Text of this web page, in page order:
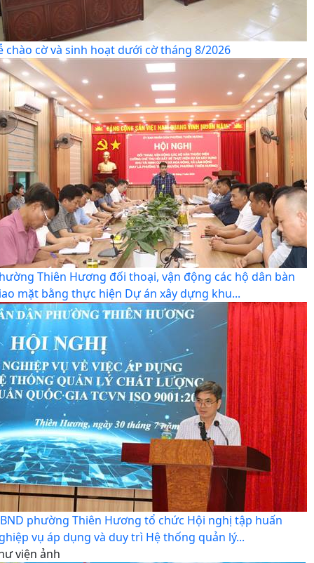
chào cờ và sinh hoạt dưới cờ tháng 8/2026
Thiên Hương đối thoại, vận động các hộ dân bàn
mặt bằng thực hiện Dự án xây dựng khu...
phường Thiên Hương tổ chức Hội nghị tập huấn
vụ áp dụng và duy trì Hệ thống quản lý...
viện ảnh